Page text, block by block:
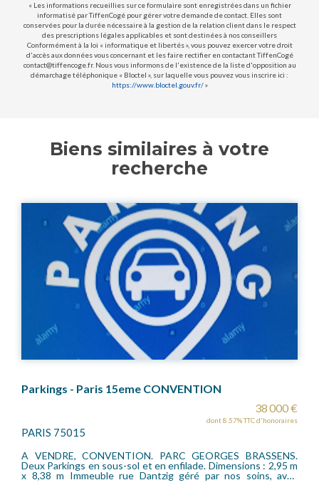
« Les informations recueillies sur ce formulaire sont enregistrées dans un fichier
informatisé par TiffenCogé pour gérer votre demande de contact. Elles sont
conservées pour la durée nécessaire à la gestion de la relation client dans le respect
des prescriptions légales applicables et sont destinées à nos conseillers
Conformément à la loi « informatique et libertés », vous pouvez exercer votre droit
d'accès aux données vous concernant et les faire rectifier en contactant TiffenCogé
contact@tiffencoge.fr. Nous vous informons de l'existence de la liste d'opposition au
démarchage téléphonique « Bloctel », sur laquelle vous pouvez vous inscrire ici :
https://www.bloctel.gouv.fr/»
Biens similaires à votre
recherche
GEORGES BRASSENS.
enfilade. Dimensions : 2,95 m
géré par nos soins, avec
PK VOUILLE D'ALLERAY
Entre les rues d'Alleray, Vouillé,
sein d'un immeuble récent avec
emplacement de parking de 5 m X